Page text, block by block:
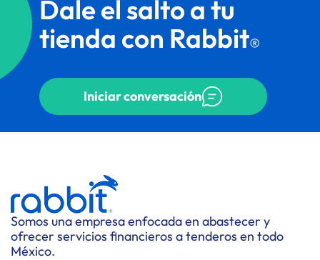
Dale el salto a tu
tienda con Rabbit®
Iniciar conversación
Somos una empresa enfocada en abastecer y
ofrecer servicios financieros a tenderos en todo
México.